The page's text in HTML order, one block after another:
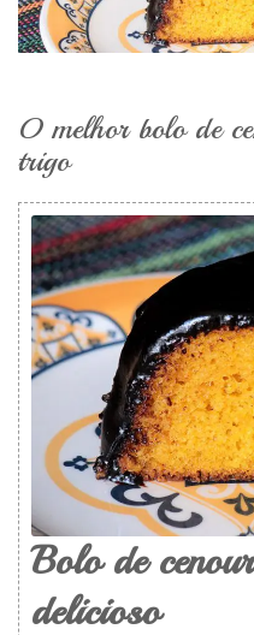
O melhor bolo de
trigo
Bolo de
delicioso